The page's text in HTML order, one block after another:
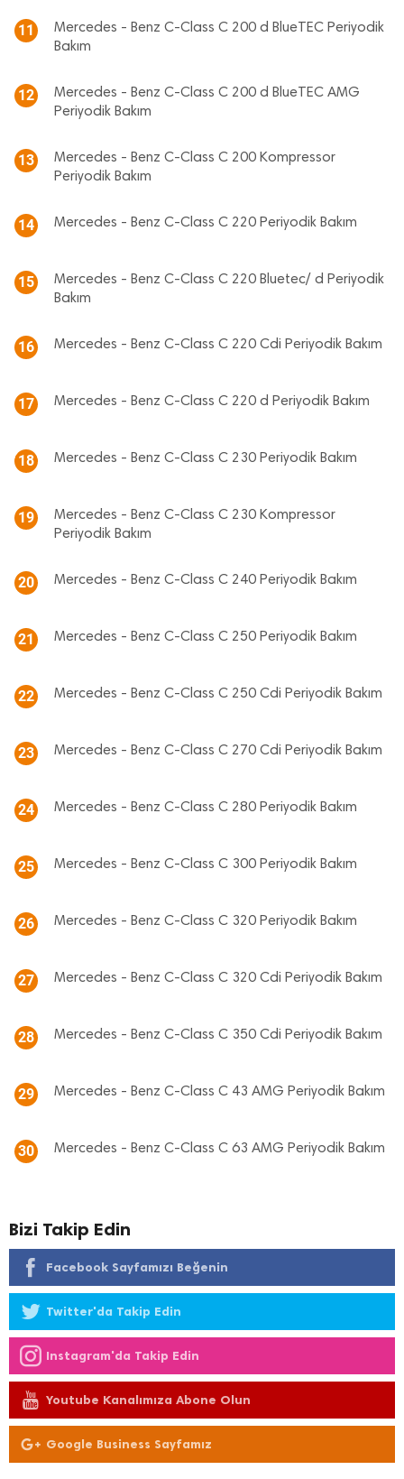
11
Mercedes - Benz C-Class C 200 d BlueTEC Periyodik
Bakım
12
Mercedes - Benz C-Class C 200 d BlueTEC AMG
Periyodik Bakım
13
Mercedes - Benz C-Class C 200 Kompressor
Periyodik Bakım
14 Mercedes - Benz C-Class C 220 Periyodik Bakım
15
Mercedes - Benz C-Class C 220 Bluetec/ d Periyodik
Bakım
16 Mercedes - Benz C-Class C 220 Cdi Periyodik Bakım
17 Mercedes - Benz C-Class C 220 d Periyodik Bakım
18 Mercedes - Benz C-Class C 230 Periyodik Bakım
19
Mercedes - Benz C-Class C 230 Kompressor
Periyodik Bakım
20 Mercedes - Benz C-Class C 240 Periyodik Bakım
21 Mercedes - Benz C-Class C 250 Periyodik Bakım
22 Mercedes - Benz C-Class C 250 Cdi Periyodik Bakım
23 Mercedes - Benz C-Class C 270 Cdi Periyodik Bakım
24 Mercedes - Benz C-Class C 280 Periyodik Bakım
25 Mercedes - Benz C-Class C 300 Periyodik Bakım
26 Mercedes - Benz C-Class C 320 Periyodik Bakım
27 Mercedes - Benz C-Class C 320 Cdi Periyodik Bakım
28 Mercedes - Benz C-Class C 350 Cdi Periyodik Bakım
29 Mercedes - Benz C-Class C 43 AMG Periyodik Bakım
30 Mercedes - Benz C-Class C 63 AMG Periyodik Bakım
Bizi Takip Edin
Facebook Sayfamızı Beğenin
Twitter'da Takip Edin
Instagram'da Takip Edin
Youtube Kanalımıza Abone Olun
Google Business Sayfamız